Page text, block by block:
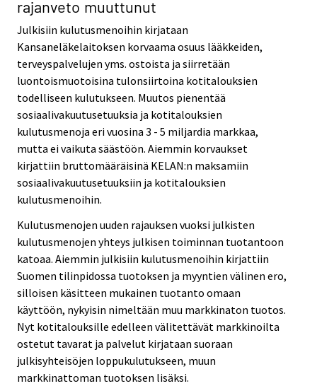
rajanveto muuttunut
Julkisiin kulutusmenoihin kirjataan
Kansaneläkelaitoksen korvaama osuus lääkkeiden,
terveyspalvelujen yms. ostoista ja siirretään
luontoismuotoisina tulonsiirtoina kotitalouksien
todelliseen kulutukseen. Muutos pienentää
sosiaalivakuutusetuuksia ja kotitalouksien
kulutusmenoja eri vuosina 3 - 5 miljardia markkaa,
mutta ei vaikuta säästöön. Aiemmin korvaukset
kirjattiin bruttomääräisinä KELAN:n maksamiin
sosiaalivakuutusetuuksiin ja kotitalouksien
kulutusmenoihin.
Kulutusmenojen uuden rajauksen vuoksi julkisten
kulutusmenojen yhteys julkisen toiminnan tuotantoon
katoaa. Aiemmin julkisiin kulutusmenoihin kirjattiin
Suomen tilinpidossa tuotoksen ja myyntien välinen ero,
silloisen käsitteen mukainen tuotanto omaan
käyttöön, nykyisin nimeltään muu markkinaton tuotos.
Nyt kotitalouksille edelleen välitettävät markkinoilta
ostetut tavarat ja palvelut kirjataan suoraan
julkisyhteisöjen loppukulutukseen, muun
markkinattoman tuotoksen lisäksi.